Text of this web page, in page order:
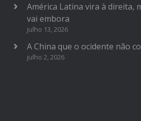
América Latina vira à direita,
vai embora
julho 13, 2026
A China que o ocidente não
julho 2, 2026